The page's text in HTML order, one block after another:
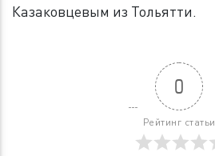
Казаковцевым из Тольятти.
0
Рейтинг статьи